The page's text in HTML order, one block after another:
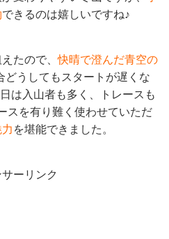
できるのは嬉しいですね♪
たので、快晴で澄んだ青空の
どうしてもスタートが遅くな
は入山者も多く、トレースも
を有り難く使わせていただ
を堪能できました。
ーリンク